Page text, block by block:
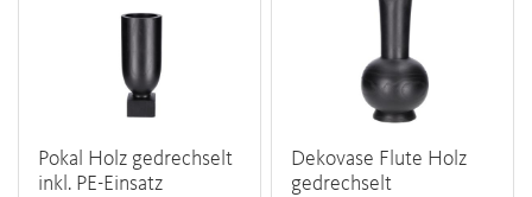
Pokal Holz gedrechselt
inkl. PE-Einsatz
Dekovase Flute Holz
gedrechselt